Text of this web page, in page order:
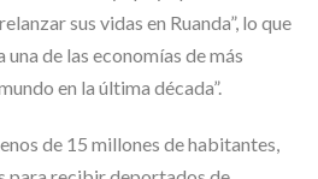
sus vidas en Ruanda”, lo que
de las economías de más
en la última década”.
de 15 millones de habitantes,